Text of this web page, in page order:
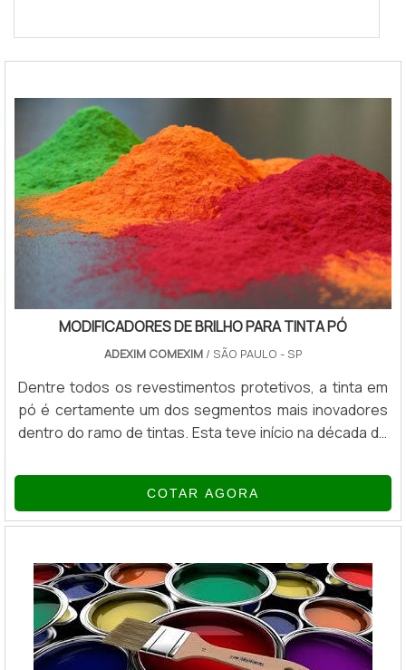
MODIFICADORES DE BRILHO PARA TINTA PÓ
ADEXIM COMEXIM / SÃO PAULO - SP
Dentre todos os revestimentos protetivos, a tinta em
pó é certamente um dos segmentos mais inovadores
dentro do ramo de tintas. Esta teve início na década de
crescimento e desenvolvimento até os dias de hoje.
Uns dos principais produtos para a finalização são os
modificadores de brilho para tinta pó.MAIS SOBRE O
tipos diferentes de componen...
COTAR AGORA